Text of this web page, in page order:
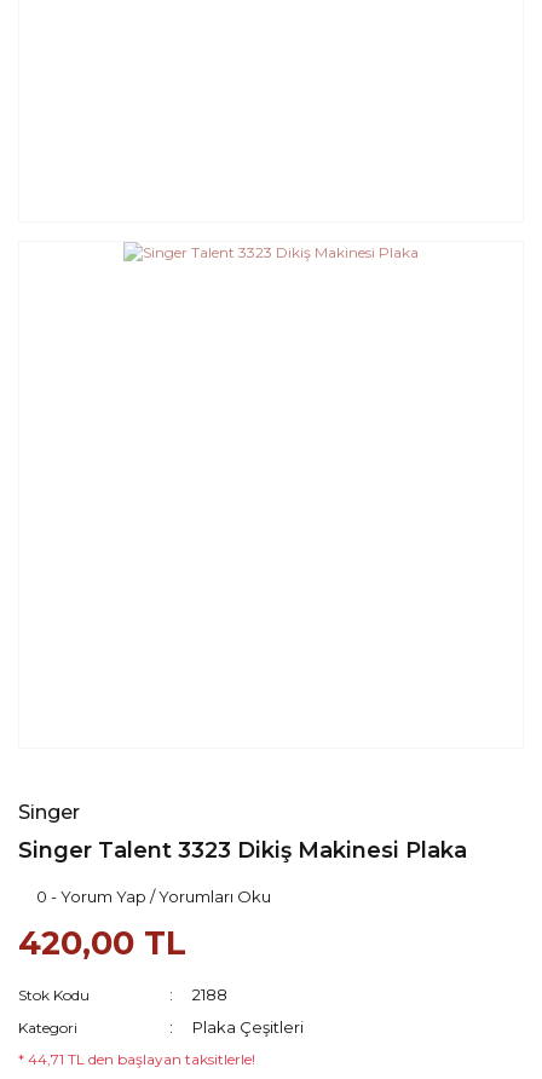
Singer
Singer Talent 3323 Dikiş Makinesi Plaka
0 - Yorum Yap / Yorumları Oku
420,00 TL
Stok Kodu 2188
Kategori Plaka Çeşitleri
* 44,71 TL den başlayan taksitlerle!